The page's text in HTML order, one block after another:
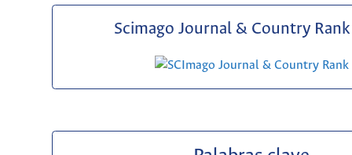
Scimago Journal & Country Rank